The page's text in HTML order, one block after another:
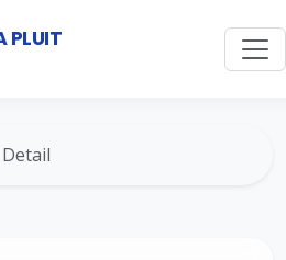
PLUIT
Detail